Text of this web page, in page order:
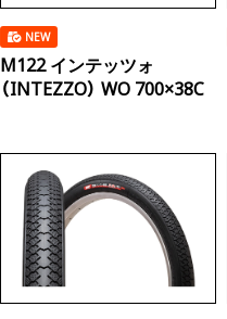
NEW
M122 インテッツォ
（INTEZZO） WO 700×38C